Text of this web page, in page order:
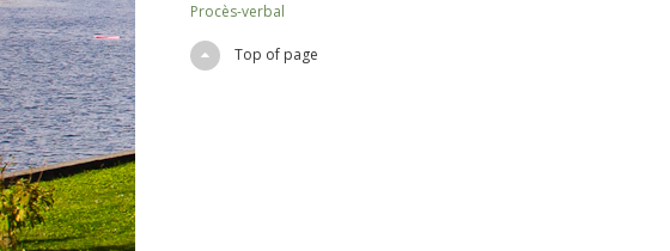
Procès-verbal
Top of page